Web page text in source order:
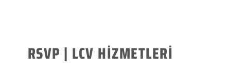
RSVP | LCV HİZMETLERİ